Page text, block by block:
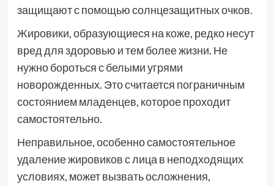
защищают с помощью солнцезащитных очков.
Жировики, образующиеся на коже, редко несут
вред для здоровью и тем более жизни. Не
нужно бороться с белыми угрями
новорожденных. Это считается пограничным
состоянием младенцев, которое проходит
самостоятельно.
Неправильное, особенно самостоятельное
удаление жировиков с лица в неподходящих
условиях, может вызвать осложнения,